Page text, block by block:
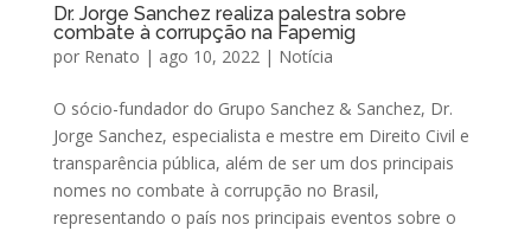
Dr. Jorge Sanchez realiza palestra sobre
combate à corrupção na Fapemig
por Renato | ago 10, 2022| Notícia
O sócio-fundador do Grupo Sanchez & Sanchez, Dr.
Jorge Sanchez, especialista e mestre em Direito Civil e
transparência pública, além de ser um dos principais
nomes no combate à corrupção no Brasil,
representando o país nos principais eventos sobre o